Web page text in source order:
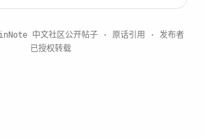
中文社区公开帖子 · 原话引用 · 发布者
已授权转载